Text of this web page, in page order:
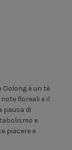
Oolong è un tè
floreali e il
pausa di
e
piacere e